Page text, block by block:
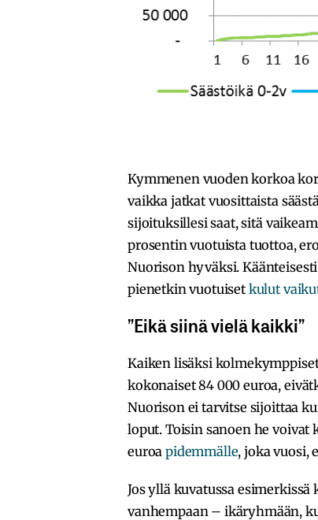
Kymmenen vuoden korkoa
vaikka jatkat vuosittaista
sijoituksillesi saat, sitä
prosentin vuotuista tuottoa,
Nuorison hyväksi.
pienetkin vuotuiset kulut
”Eikä siinä vielä kaikki”
Kaiken lisäksi
kokonaiset 84 000 euroa,
Nuorison ei tarvitse sijoittaa
loput. Toisin sanoen he voivat
euroapidemmälle, joka vuosi,
Jos yllä kuvatussa
vanhempaan – ikäryhmään,